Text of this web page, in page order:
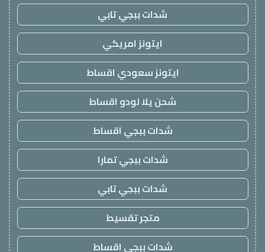
شدات ببجي تابي
ايتونز امريكي
ايتونز سعودي اقساط
شحن يلا لودو اقساط
شدات ببجي اقساط
شدات ببجي تمارا
شدات ببجي تابي
متجر تقسيط
شدات ببجي اقساط